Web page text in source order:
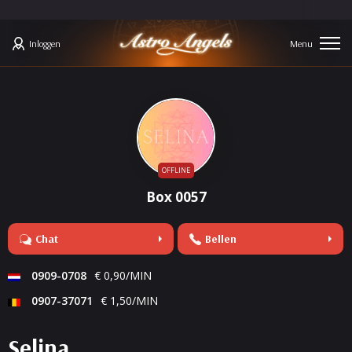
Inloggen
OFFLINE
Box 0057
Chat Bellen
0909-0708 € 0,90/MIN
0907-37071
€ 1,50/MIN